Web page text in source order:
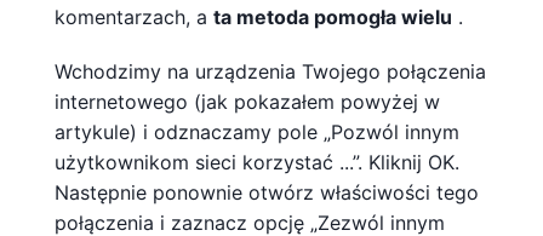
komentarzach, a ta metoda pomogła wielu .
Wchodzimy na urządzenia Twojego połączenia
internetowego (jak pokazałem powyżej w
artykule) i odznaczamy pole „Pozwól innym
użytkownikom sieci korzystać ...”. Kliknij OK.
Następnie ponownie otwórz właściwości tego
połączenia i zaznacz opcję „Zezwól innym